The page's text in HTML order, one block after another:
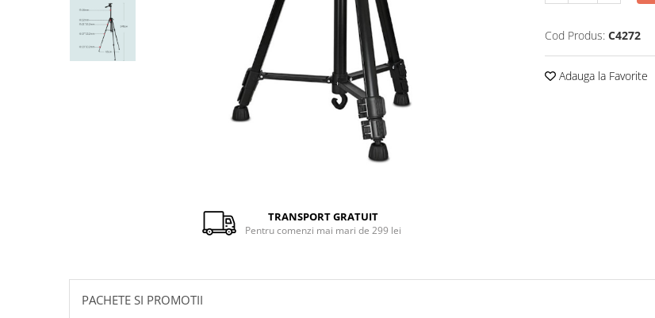
Facebook
Cod Produs: C4272
Adauga la Favorite
TRANSPORT GRATUIT
Pentru comenzi mai mari de 299 lei
PACHETE SI PROMOTII